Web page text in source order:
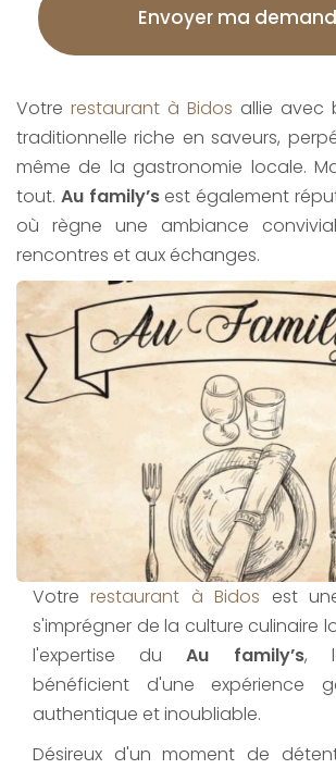
RGPD
*
Envoyer ma
Votre restaurant à Bidos allie avec
traditionnelle riche en saveurs,
même de la gastronomie locale.
tout. Au family’sest également
où règne une ambiance
rencontres et aux échanges.
Votrerestaurant à Bidos est
s'imprégner de la culture culinaire
l'expertise duAu family’s,
bénéficient d'une expérience
authentique et inoubliable.
Désireux d'un moment de